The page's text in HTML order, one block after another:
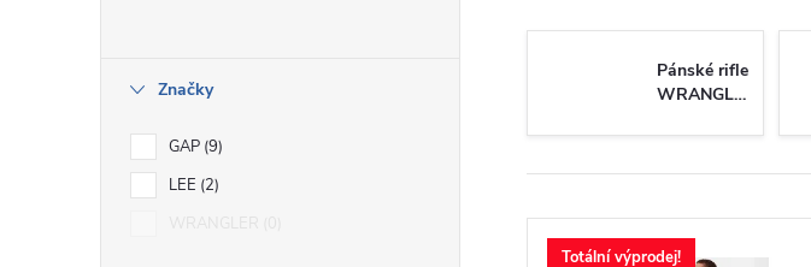
Značky
GAP 9
LEE 2
Pánské rifle
WRANGLER
VTotální výprodej!